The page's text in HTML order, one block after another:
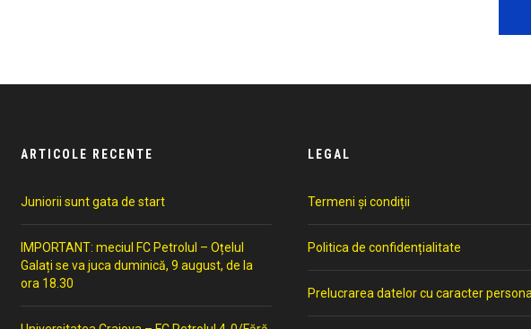
ARTICOLE RECENTE
Juniorii sunt gata de start
IMPORTANT: meciul FC Petrolul – Oțelul
Galați se va juca duminică, 9 august, de la
ora 18.30
LEGAL
Termeni și condiții
Politica de confidențialitate
Prelucrarea datelor cu caracter personal